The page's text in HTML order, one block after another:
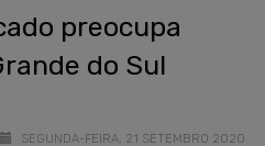
preocupa
do Sul
SEGUNDA-FEIRA, 21 SETEMBRO 2020